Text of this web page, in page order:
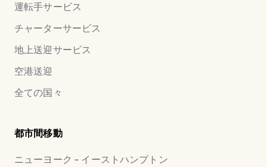
運転手サービス
チャーターサービス
地上送迎サービス
空港送迎
全ての国々
都市間移動
ニューヨーク - イーストハンプトン